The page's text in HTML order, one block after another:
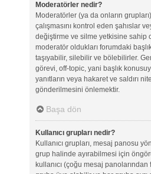
Moderatörler nedir?
Moderatörler (ya da onların
çalışmasını kontrol eden şahıslar
değiştirme ve silme yetkisine sahip
moderatör oldukları forumdaki
taşıyabilir, silebilir ve bölebilirler.
görevi, off-topic, yani başlık
yanıtların veya hakaret ve saldırı
gönderilmesini önlemektir.
Başa dön
Kullanıcı grupları nedir?
Kullanıcı grupları, mesaj panosu
grup halinde ayırabilmesi için
kullanıcı (çoğu mesaj